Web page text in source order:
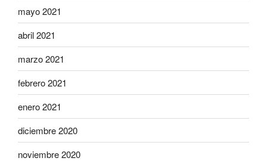
mayo 2021
abril 2021
marzo 2021
febrero 2021
enero 2021
diciembre 2020
noviembre 2020